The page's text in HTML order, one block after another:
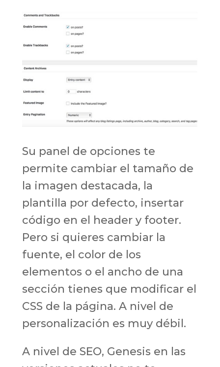
Su panel de opciones te
permite cambiar el tamaño de
la imagen destacada, la
plantilla por defecto, insertar
código en el header y footer.
Pero si quieres cambiar la
fuente, el color de los
elementos o el ancho de una
sección tienes que modificar el
CSS de la página. A nivel de
personalización es muy débil.
A nivel de SEO, Genesis en las